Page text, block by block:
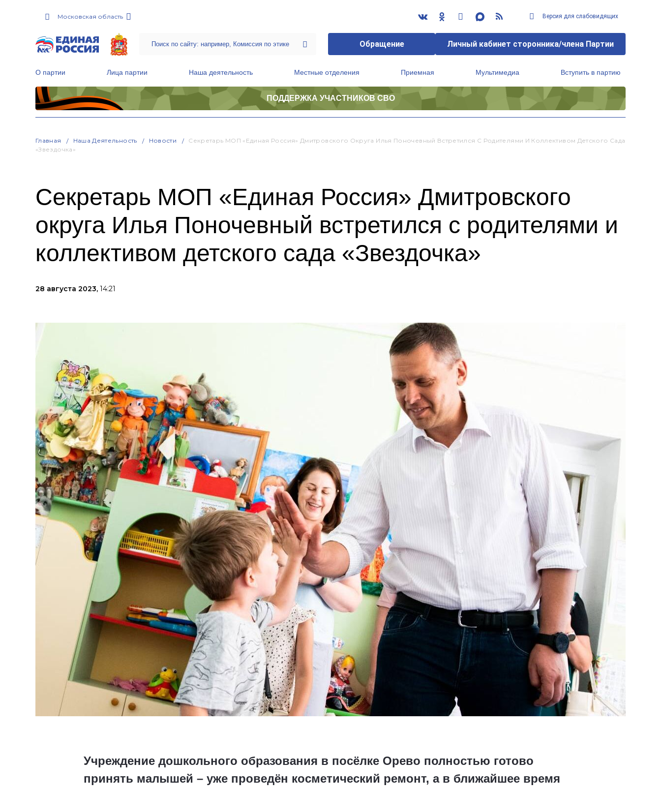
Московская область Версия для слабовидящих
Обращение Личный кабинет сторонника/члена Партии
О партии Лица партии Наша деятельность Местные отделения Приемная Мультимедиа Вступить в партию
ПОДДЕРЖКА УЧАСТНИКОВ СВО
Главная Наша Деятельность Новости
Секретарь МОП «Единая Россия» Дмитровского Округа Илья Поночевный Встретился С Родителями И Коллективом Детского Сада
«Звездочка»
Секретарь МОП «Единая Россия» Дмитровского
округа Илья Поночевный встретился с родителями и
коллективом детского сада «Звездочка»
28 августа 2023, 14:21
Учреждение дошкольного образования в посёлке Орево полностью готово
принять малышей – уже проведён косметический ремонт, а в ближайшее время